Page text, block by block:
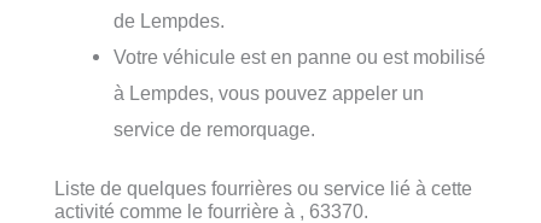
de Lempdes.
Votre véhicule est en panne ou est mobilisé
à Lempdes, vous pouvez appeler un
service de remorquage.
Liste de quelques fourrières ou service lié à cette
activité comme le fourrière à , 63370.